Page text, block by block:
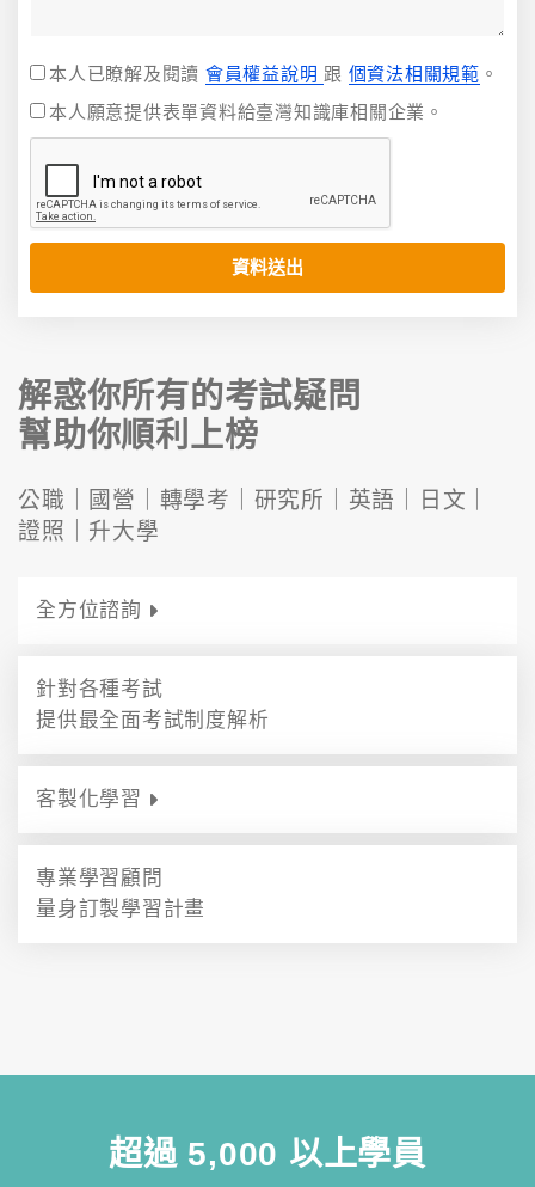
本人已瞭解及閱讀 會員權益說明 跟 個資法相關規範 。
本人願意提供表單資料給臺灣知識庫相關企業。
資料送出
解惑你所有的考試疑問
幫助你順利上榜
公職｜ 國營｜ 轉學考｜ 研究所｜ 英語｜
日文｜
證照｜ 升大學
全方位諮詢
針對各種考試
提供最全面考試制度解析
客製化學習
專業學習顧問
量身訂製學習計畫
超過 5,000 以上學員